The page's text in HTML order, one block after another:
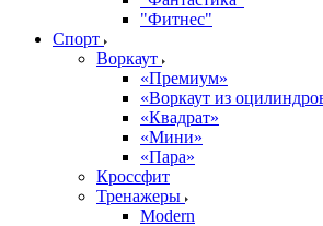
"Фитнес"
Спорт
Воркаут
«Премиум»
«Воркаут из
«Квадрат»
«Мини»
«Пара»
Кроссфит
Тренажеры
Modern